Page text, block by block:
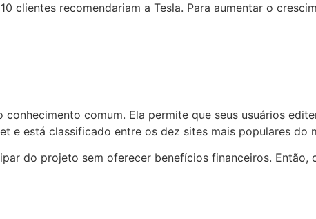
recomendariam a Tesla. Para aumentar o
comum. Ela permite que seus usuários
e está classificado entre os dez sites mais populares do
do projeto sem oferecer benefícios financeiros. Então,